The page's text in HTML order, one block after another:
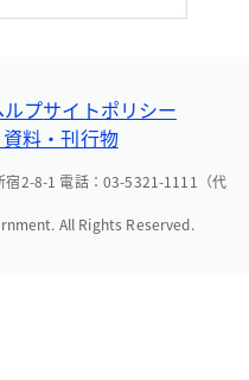
プサイトポリシー
料・刊行物
宿2-8-1 電話：03-5321-1111（代
All Rights Reserved.